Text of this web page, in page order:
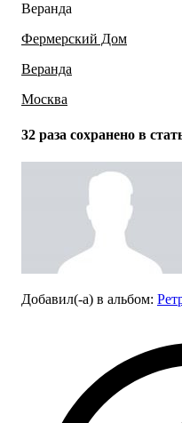
Веранда
Фермерский Дом
Веранда
Москва
32 раза сохранено в
Добавил(-а) в альбом: